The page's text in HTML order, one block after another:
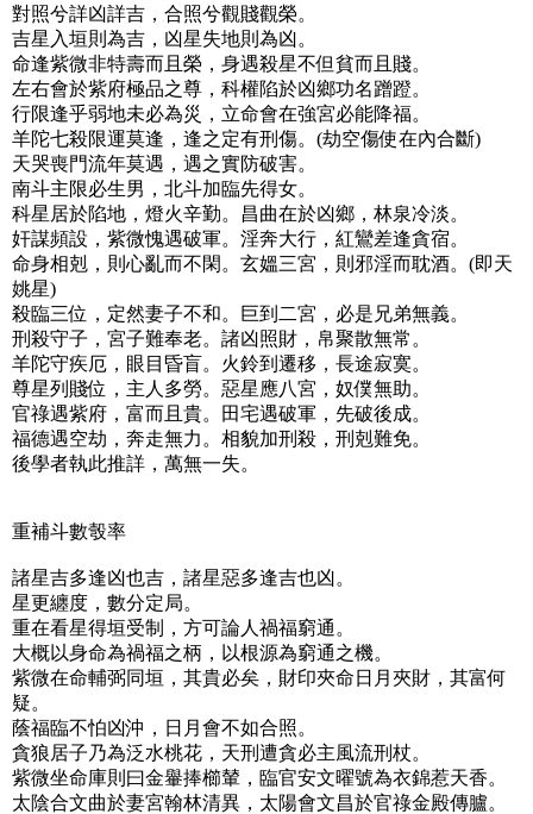
對照兮詳凶詳吉，合照兮觀賤觀榮。
吉星入垣則為吉，凶星失地則為凶。
命逢紫微非特壽而且榮，身遇殺星不但貧而且賤。
左右會於紫府極品之尊，科權陷於凶鄉功名蹭蹬。
行限逢乎弱地未必為災，立命會在強宮必能降福。
羊陀七殺限運莫逢，逢之定有刑傷。(劫空傷使在內合斷)
天哭喪門流年莫遇，遇之實防破害。
南斗主限必生男，北斗加臨先得女。
科星居於陷地，燈火辛勤。昌曲在於凶鄉，林泉冷淡。
奸謀頻設，紫微愧遇破軍。淫奔大行，紅鸞差逢貪宿。
命身相剋，則心亂而不閑。玄媼三宮，則邪淫而耽酒。(即天
姚星)
殺臨三位，定然妻子不和。巨到二宮，必是兄弟無義。
刑殺守子，宮子難奉老。諸凶照財，帛聚散無常。
羊陀守疾厄，眼目昏盲。火鈴到遷移，長途寂寞。
尊星列賤位，主人多勞。惡星應八宮，奴僕無助。
官祿遇紫府，富而且貴。田宅遇破軍，先破後成。
福德遇空劫，奔走無力。相貌加刑殺，刑剋難免。
後學者執此推詳，萬無一失。
重補斗數彀率
諸星吉多逢凶也吉，諸星惡多逢吉也凶。
星更纏度，數分定局。
重在看星得垣受制，方可論人禍福窮通。
大概以身命為禍福之柄，以根源為窮通之機。
紫微在命輔弼同垣，其貴必矣，財印夾命日月夾財，其富何
疑。
蔭福臨不怕凶沖，日月會不如合照。
貪狼居子乃為泛水桃花，天刑遭貪必主風流刑杖。
紫微坐命庫則曰金轝捧櫛輦，臨官安文曜號為衣錦惹天香。
太陰合文曲於妻宮翰林清異，太陽會文昌於官祿金殿傳臚。